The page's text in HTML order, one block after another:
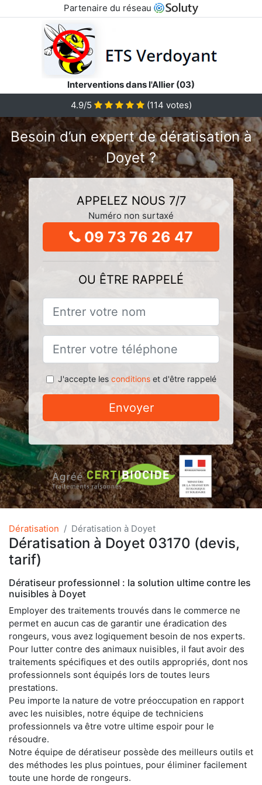
Partenaire du réseau
Interventions dans l'Allier (03)
4.9/5
(114 votes)
Besoin d’un expert de dératisation à
Doyet ?
APPELEZ NOUS 7/7
Numéro non surtaxé
09 73 76 26 47
OU ÊTRE RAPPELÉ
J'accepte les conditionset d'être rappelé
Envoyer
Dératisation Dératisation à Doyet
Dératisation à Doyet 03170 (devis,
tarif)
Dératiseur professionnel : la solution ultime contre les
nuisibles à Doyet
Employer des traitements trouvés dans le commerce ne
permet en aucun cas de garantir une éradication des
rongeurs, vous avez logiquement besoin de nos experts.
Pour lutter contre des animaux nuisibles, il faut avoir des
traitements spécifiques et des outils appropriés, dont nos
professionnels sont équipés lors de toutes leurs
prestations.
Peu importe la nature de votre préoccupation en rapport
avec les nuisibles, notre équipe de techniciens
professionnels va être votre ultime espoir pour le
résoudre.
Notre équipe de dératiseur possède des meilleurs outils et
des méthodes les plus pointues, pour éliminer facilement
toute une horde de rongeurs.